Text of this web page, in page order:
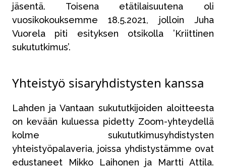
jäsentä. Toisena etätilaisuutena oli
vuosikokouksemme 18.5.2021, jolloin Juha
Vuorela piti esityksen otsikolla ’Kriittinen
sukututkimus’.
Yhteistyö sisaryhdistysten kanssa
Lahden ja Vantaan sukututkijoiden aloitteesta
on kevään kuluessa pidetty Zoom-yhteydellä
kolme sukututkimusyhdistysten
yhteistyöpalaveria, joissa yhdistystämme ovat
edustaneet Mikko Laihonen ja Martti Attila.